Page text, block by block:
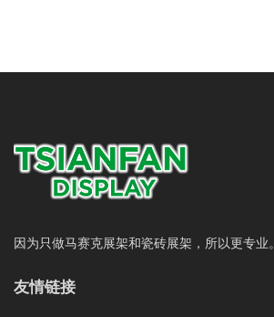
因为只做马赛克展架和瓷砖展架，所以更专业。
友情链接